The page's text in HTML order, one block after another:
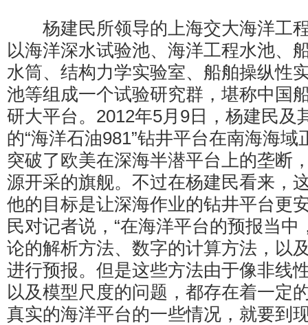
杨建民所领导的上海交大海洋工
以海洋深水试验池、海洋工程水池、
水筒、结构力学实验室、船舶操纵性
池等组成一个试验研究群，堪称中国
研大平台。2012年5月9日，杨建民及
的“海洋石油981”钻井平台在南海海
突破了欧美在深海半潜平台上的垄断
源开采的旗舰。不过在杨建民看来，
他的目标是让深海作业的钻井平台更
民对记者说，“在海洋平台的预报当
论的解析方法、数字的计算方法，以
进行预报。但是这些方法由于像非线
以及模型尺度的问题，都存在着一定
真实的海洋平台的一些情况，就要到